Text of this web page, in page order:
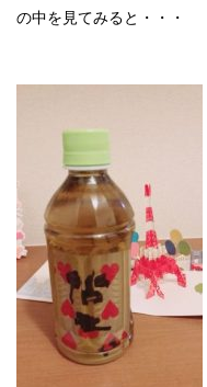
の中を見てみると・・・